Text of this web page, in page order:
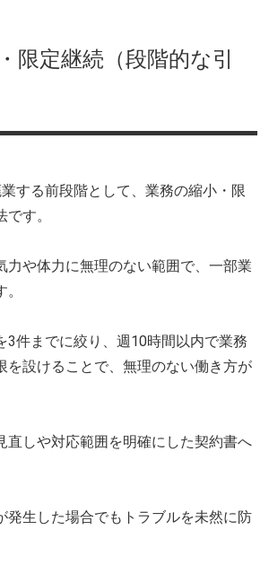
限定継続（段階的な引
する前段階として、業務の縮小・限
す。
力や体力に無理のない範囲で、一部業
3件までに絞り、週10時間以内で業務
を設けることで、無理のない働き方が
直しや対応範囲を明確にした契約書へ
発生した場合でもトラブルを未然に防